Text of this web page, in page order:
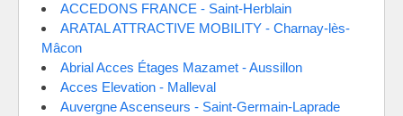
ACCEDONS FRANCE - Saint-Herblain
ARATAL ATTRACTIVE MOBILITY - Charnay-lès-
Mâcon
Abrial Acces Étages Mazamet - Aussillon
Acces Elevation - Malleval
Auvergne Ascenseurs - Saint-Germain-Laprade